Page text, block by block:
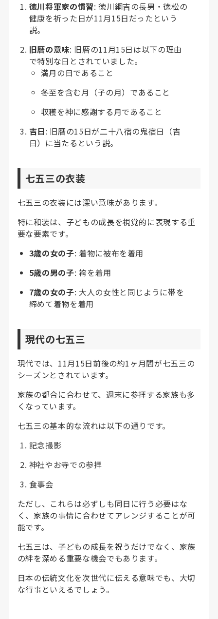
徳川将軍家の慣習: 徳川綱吉の長男・徳松の
健康を祈った日が11月15日だったという
説。
旧暦の意味: 旧暦の11月15日は以下の理由
で特別な日とされていました。
満月の日であること
冬至を含む月（子の月）であること
収穫を神に感謝する月であること
吉日: 旧暦の15日が二十八宿の鬼宿日（吉
日）に当たるという説。
七五三の衣装
七五三の衣装には深い意味があります。
特に和装は、子どもの成長を視覚的に表現する重
要な要素です。
3歳の女の子: 着物に被布を着用
5歳の男の子: 袴を着用
7歳の女の子: 大人の女性と同じように帯を
締めて着物を着用
現代の七五三
現代では、11月15日前後の約1ヶ月間が七五三の
シーズンとされています。
家族の都合に合わせて、週末に参拝する家族も多
くなっています。
七五三の基本的な流れは以下の通りです。
記念撮影
神社やお寺での参拝
食事会
ただし、これらは必ずしも同日に行う必要はな
く、家族の事情に合わせてアレンジすることが可
能です。
七五三は、子どもの成長を祝うだけでなく、家族
の絆を深める重要な機会でもあります。
日本の伝統文化を次世代に伝える意味でも、大切
な行事といえるでしょう。